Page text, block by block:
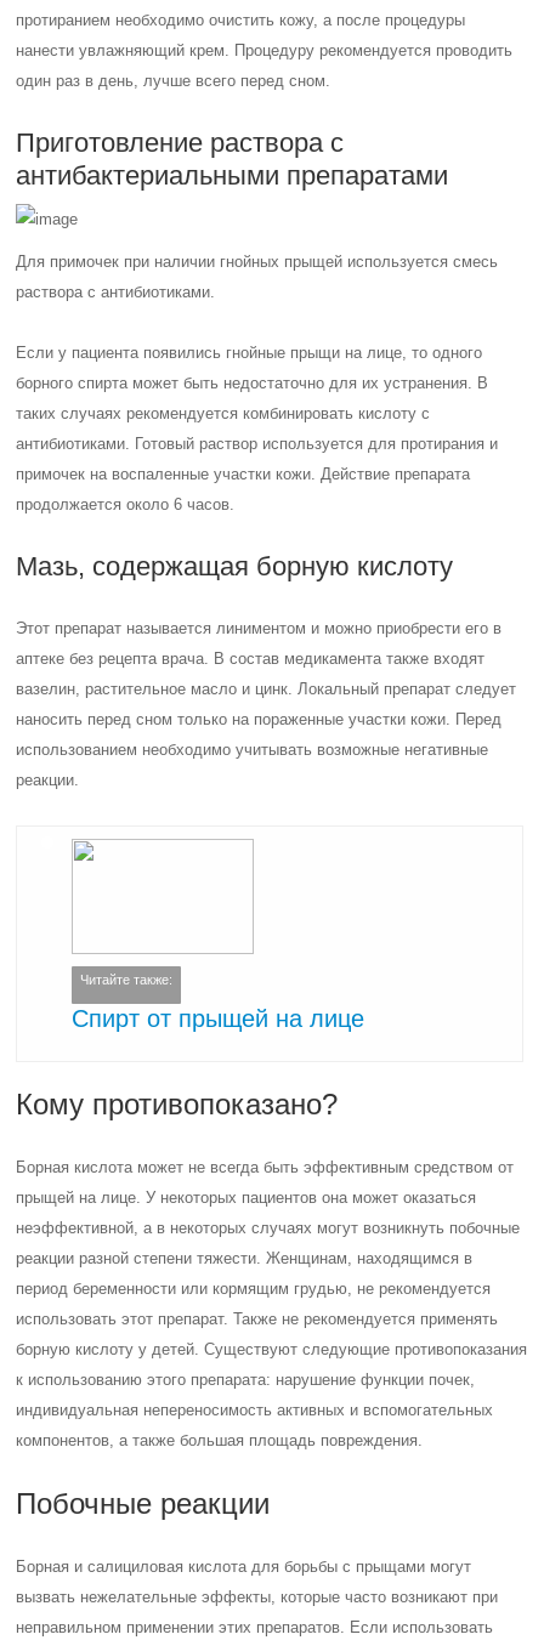
протиранием необходимо очистить кожу, а после процедуры
нанести увлажняющий крем. Процедуру рекомендуется проводить
один раз в день, лучше всего перед сном.
Приготовление раствора с
антибактериальными препаратами
Для примочек при наличии гнойных прыщей используется смесь
раствора с антибиотиками.
Если у пациента появились гнойные прыщи на лице, то одного
борного спирта может быть недостаточно для их устранения. В
таких случаях рекомендуется комбинировать кислоту с
антибиотиками. Готовый раствор используется для протирания и
примочек на воспаленные участки кожи. Действие препарата
продолжается около 6 часов.
Мазь, содержащая борную кислоту
Этот препарат называется линиментом и можно приобрести его в
аптеке без рецепта врача. В состав медикамента также входят
вазелин, растительное масло и цинк. Локальный препарат следует
наносить перед сном только на пораженные участки кожи. Перед
использованием необходимо учитывать возможные негативные
реакции.
Читайте также:
Спирт от прыщей на лице
Кому противопоказано?
Борная кислота может не всегда быть эффективным средством от
прыщей на лице. У некоторых пациентов она может оказаться
неэффективной, а в некоторых случаях могут возникнуть побочные
реакции разной степени тяжести. Женщинам, находящимся в
период беременности или кормящим грудью, не рекомендуется
использовать этот препарат. Также не рекомендуется применять
борную кислоту у детей. Существуют следующие противопоказания
к использованию этого препарата: нарушение функции почек,
индивидуальная непереносимость активных и вспомогательных
компонентов, а также большая площадь повреждения.
Побочные реакции
Борная и салициловая кислота для борьбы с прыщами могут
вызвать нежелательные эффекты, которые часто возникают при
неправильном применении этих препаратов. Если использовать